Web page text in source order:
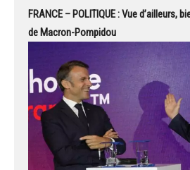
FRANCE – POLITIQUE : Vue d’ailleurs,
de Macron-Pompidou